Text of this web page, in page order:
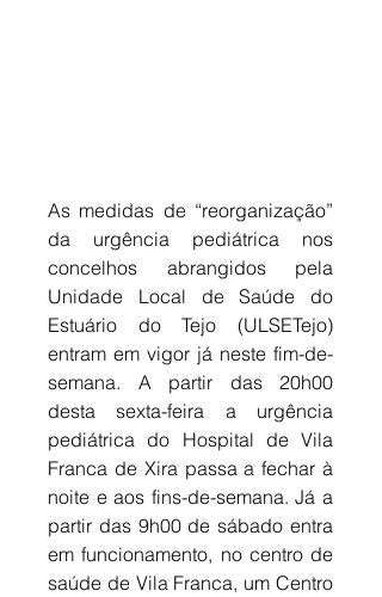
As medidas de “reorganização”
da urgência pediátrica nos
concelhos abrangidos pela
Unidade Local de Saúde do
Estuário do Tejo (ULSETejo)
entram em vigor já neste fim-de-
semana. A partir das 20h00
desta sexta-feira a urgência
pediátrica do Hospital de Vila
Franca de Xira passa a fechar à
noite e aos fins-de-semana. Já a
partir das 9h00 de sábado entra
em funcionamento, no centro de
saúde de Vila Franca, um Centro